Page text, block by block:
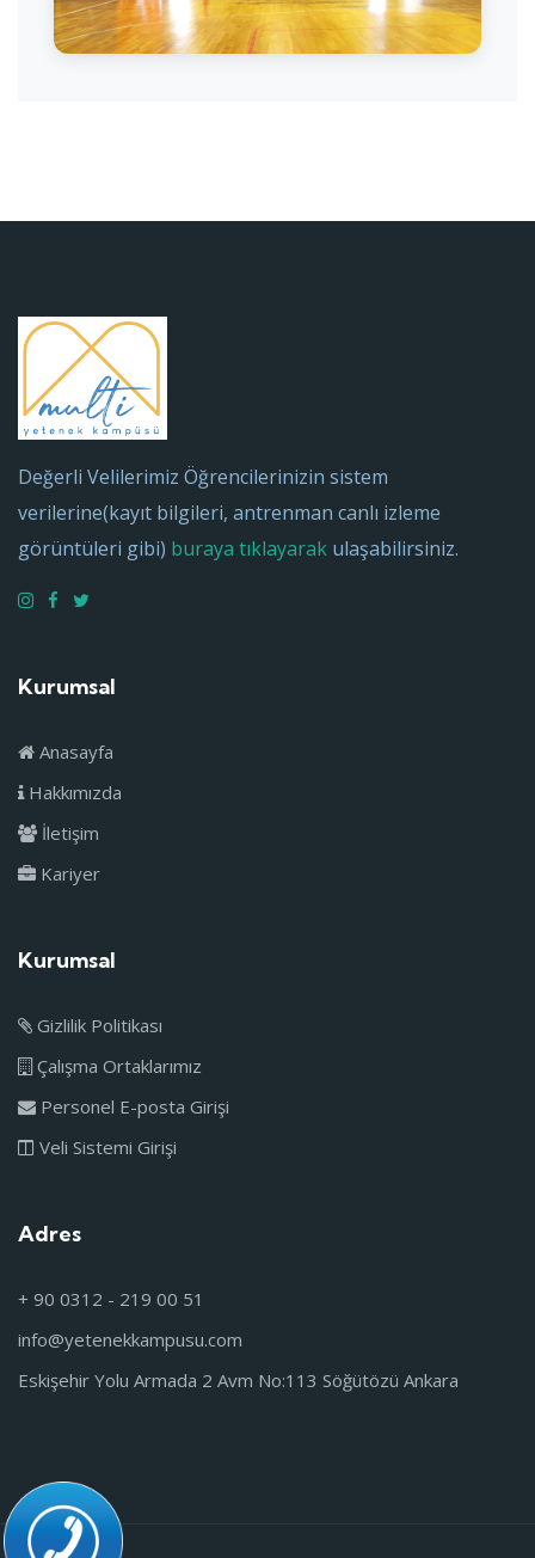
Değerli Velilerimiz Öğrencilerinizin sistem
verilerine(kayıt bilgileri, antrenman canlı izleme
görüntüleri gibi) buraya tıklayarak ulaşabilirsiniz.
Kurumsal
Anasayfa
Hakkımızda
İletişim
Kariyer
Kurumsal
Gizlilik Politikası
Çalışma Ortaklarımız
Personel E-posta Girişi
Veli Sistemi Girişi
Adres
+ 90 0312 - 219 00 51
info@yetenekkampusu.com
Eskişehir Yolu Armada 2 Avm No:113 Söğütözü Ankara